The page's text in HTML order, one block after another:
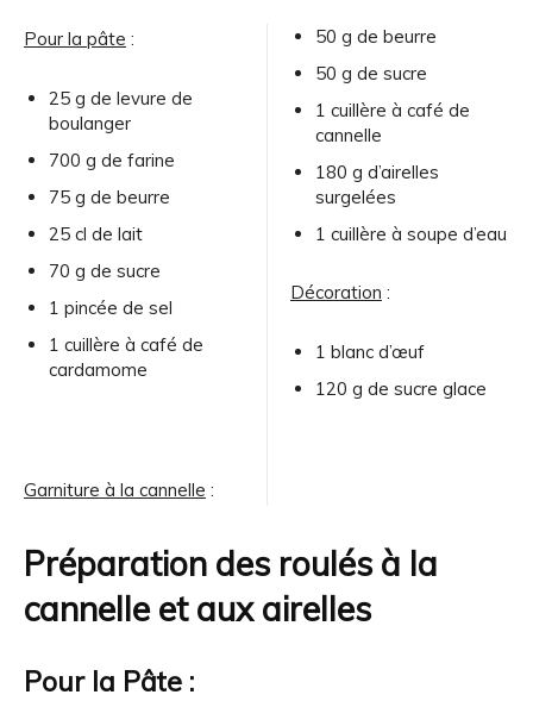
Pour la pâte :
25 g de levure de
boulanger
700 g de farine
75 g de beurre
25 cl de lait
70 g de sucre
1 pincée de sel
1 cuillère à café de
cardamome
Garniture à la cannelle :
50 g de beurre
50 g de sucre
1 cuillère à café de
cannelle
180 g d’airelles
surgelées
1 cuillère à soupe d’eau
Décoration :
1 blanc d’œuf
120 g de sucre glace
Préparation des roulés à la
cannelle et aux airelles
Pour la Pâte :